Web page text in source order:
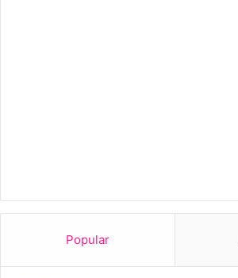
Popular